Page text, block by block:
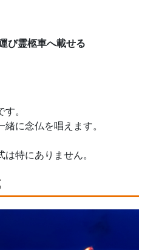
び霊柩車へ載せる
。
に念仏を唱えます。
特にありません。